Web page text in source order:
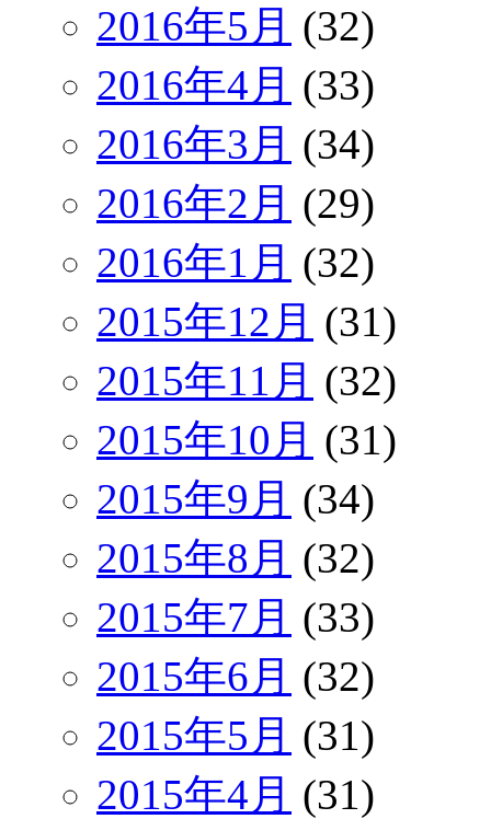
2016年5月 (32)
2016年4月 (33)
2016年3月 (34)
2016年2月 (29)
2016年1月 (32)
2015年12月 (31)
2015年11月 (32)
2015年10月 (31)
2015年9月 (34)
2015年8月 (32)
2015年7月 (33)
2015年6月 (32)
2015年5月 (31)
2015年4月 (31)